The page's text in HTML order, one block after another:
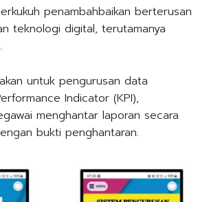
penambahbaikan berterusan
teknologi digital, terutamanya
untuk pengurusan data
Indicator (KPI),
menghantar laporan secara
bukti penghantaran.